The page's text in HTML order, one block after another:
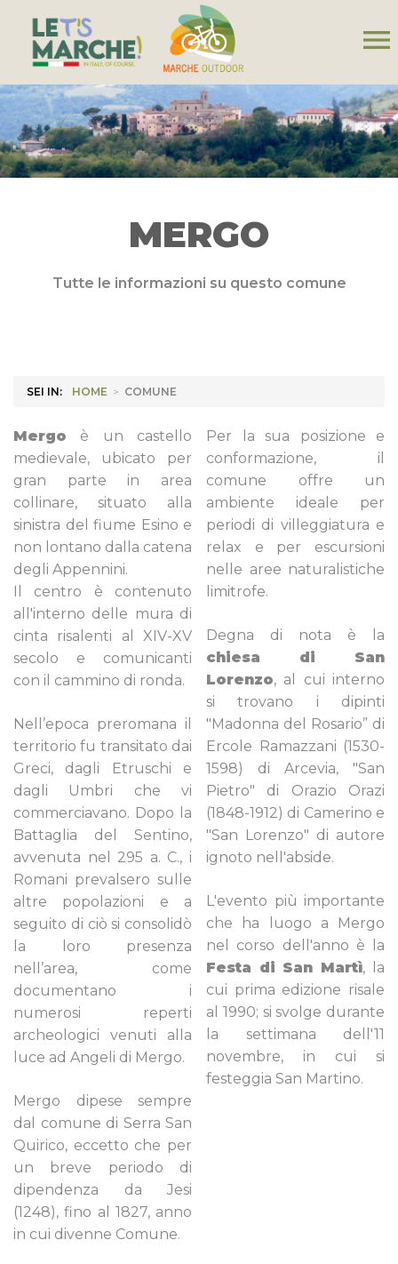
menu
MERGO
Tutte le informazioni su questo comune
SEI IN: HOME > COMUNE
Mergo è un castello
medievale, ubicato per
gran parte in area
collinare, situato alla
sinistra del fiume Esino e
non lontano dalla catena
degli Appennini.
Il centro è contenuto
all'interno delle mura di
cinta risalenti al XIV-XV
secolo e comunicanti
con il cammino di ronda.
Nell’epoca preromana il
territorio fu transitato dai
Greci, dagli Etruschi e
dagli Umbri che vi
commerciavano. Dopo la
Battaglia del Sentino,
avvenuta nel 295 a. C., i
Romani prevalsero sulle
altre popolazioni e a
seguito di ciò si consolidò
la loro presenza
nell’area, come
documentano i
numerosi reperti
archeologici venuti alla
luce ad Angeli di Mergo.
Mergo dipese sempre
dal comune di Serra San
Quirico, eccetto che per
un breve periodo di
dipendenza da Jesi
(1248), fino al 1827, anno
in cui divenne Comune.
Per la sua posizione e
conformazione, il
comune offre un
ambiente ideale per
periodi di villeggiatura e
relax e per escursioni
nelle aree naturalistiche
limitrofe.
Degna di nota è la
chiesa di San
Lorenzo, al cui interno
si trovano i dipinti
"Madonna del Rosario” di
Ercole Ramazzani (1530-
1598) di Arcevia, "San
Pietro" di Orazio Orazi
(1848-1912) di Camerino e
"San Lorenzo" di autore
ignoto nell'abside.
L'evento più importante
che ha luogo a Mergo
nel corso dell'anno è la
Festa di San Martì, la
cui prima edizione risale
al 1990; si svolge durante
la settimana dell'11
novembre, in cui si
festeggia San Martino.